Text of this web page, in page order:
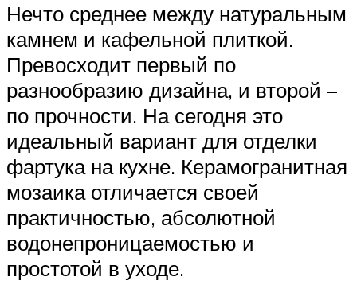
Нечто среднее между натуральным
камнем и кафельной плиткой.
Превосходит первый по
разнообразию дизайна, и второй –
по прочности. На сегодня это
идеальный вариант для отделки
фартука на кухне. Керамогранитная
мозаика отличается своей
практичностью, абсолютной
водонепроницаемостью и
простотой в уходе.